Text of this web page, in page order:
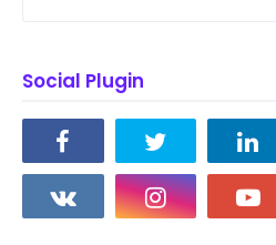
Social Plugin